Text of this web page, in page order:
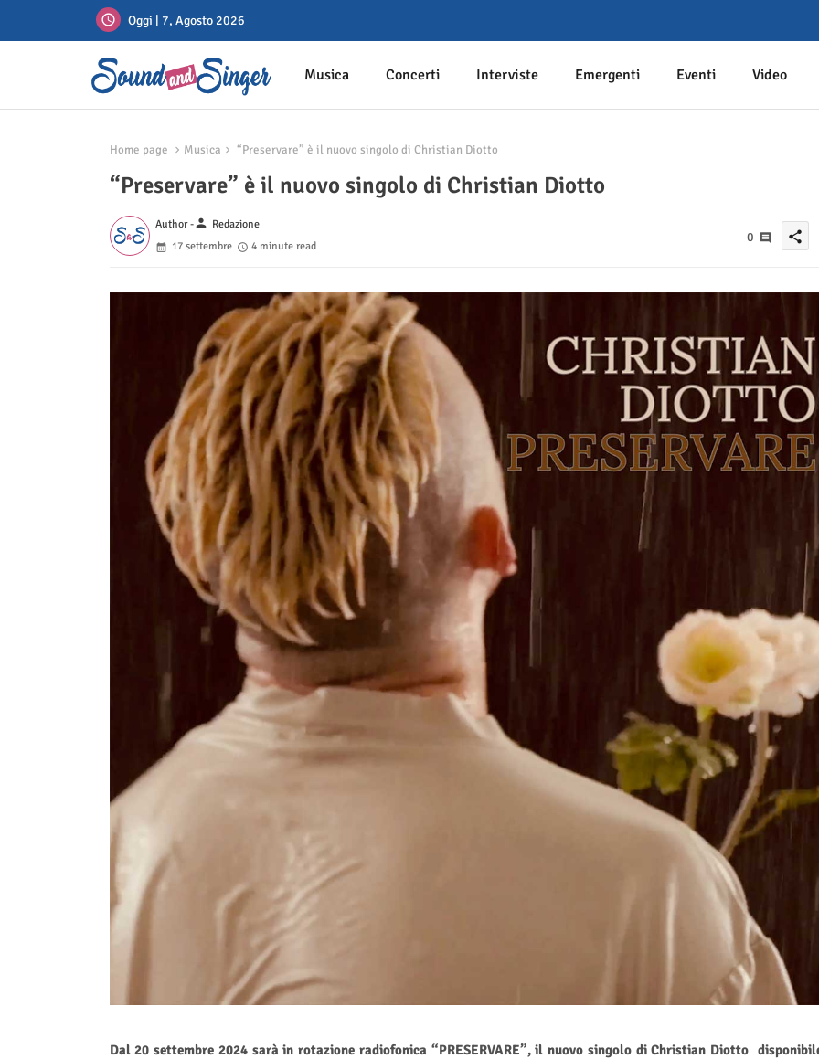
Oggi | 7, Agosto 2026
Musica Concerti Interviste Emergenti Eventi Video
Home page Musica “Preservare” è il nuovo singolo di Christian Diotto
“Preservare” è il nuovo singolo di Christian Diotto
Author -person Redazione
17 settembre
4 minute read
0 share
Dal 20 settembre 2024 sarà in rotazione radiofonica “PRESERVARE”, il nuovo singolo di Christian Diotto